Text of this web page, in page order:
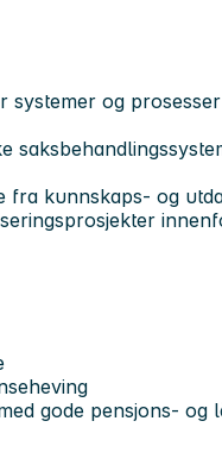
systemer og
kunnskaps- og
gode pensjons- og